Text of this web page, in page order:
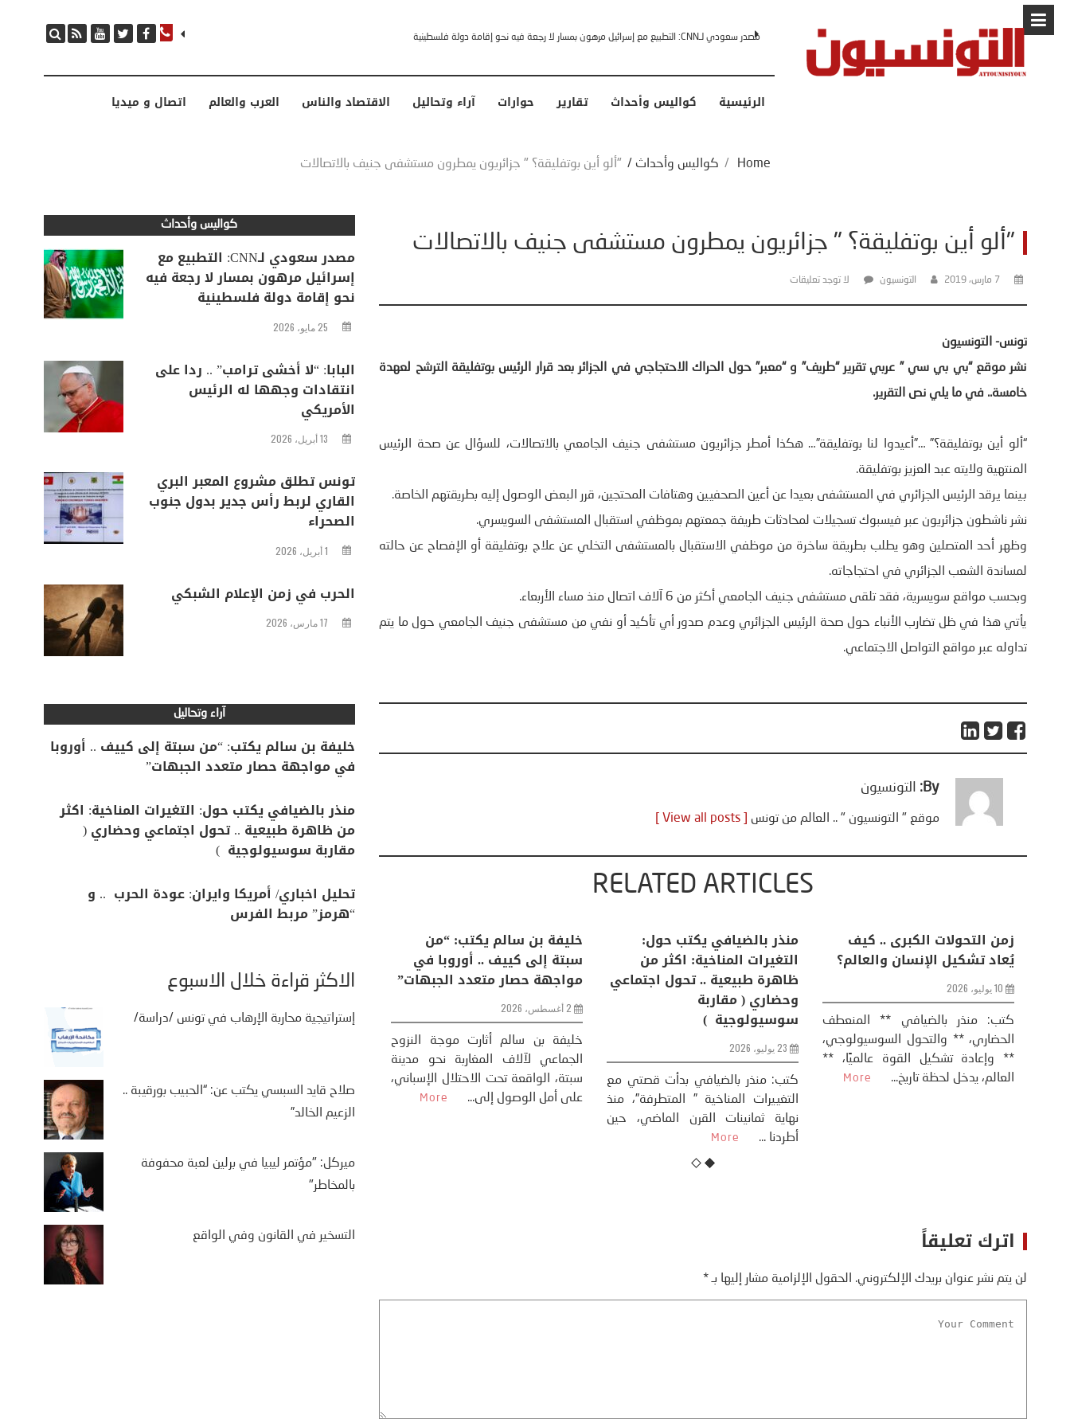
البابا: “لا أخشى ترامب” .. ردا على انتقادات وجهها له الرئيس الأمريكي
الرئيسية كواليس وأحداث تقارير حوارات آراء وتحاليل الاقتصاد والناس العرب والعالم اتصال و ميديا
Home
/ كواليس وأحداث / "ألو أين بوتفليقة؟ " جزائريون يمطرون مستشفى جنيف بالاتصالات
"ألو أين بوتفليقة؟ " جزائريون يمطرون مستشفى جنيف بالاتصالات
7 مارس، 2019 التونسيون لا توجد تعليقات
تونس- التونسيون
نشر موقع “بي بي سي ” عربي تقرير “طريف” و “معبر” حول الحراك الاحتجاجي في الجزائر بعد قرار الرئيس بوتفليقة الترشح لعهدة
خامسة.. في ما يلي نص التقرير.
“ألو أين بوتفليقة؟” …”أعيدوا لنا بوتفليقة”… هكذا أمطر جزائريون مستشفى جنيف الجامعي بالاتصالات، للسؤال عن صحة الرئيس
المنتهية ولايته عبد العزيز بوتفليقة.
بينما يرقد الرئيس الجزائري في المستشفى بعيدا عن أعين الصحفيين وهتافات المحتجين، قرر البعض الوصول إليه بطريقتهم الخاصة.
نشر ناشطون جزائريون عبر فيسبوك تسجيلات لمحادثات طريفة جمعتهم بموظفي استقبال المستشفى السويسري.
وظهر أحد المتصلين وهو يطلب بطريقة ساخرة من موظفي الاستقبال بالمستشفى التخلي عن علاج بوتفليقة أو الإفصاح عن حالته
لمساندة الشعب الجزائري في احتجاجاته.
وبحسب مواقع سويسرية، فقد تلقى مستشفى جنيف الجامعي أكثر من 6 آلاف اتصال منذ مساء الأربعاء.
يأتي هذا في ظل تضارب الأنباء حول صحة الرئيس الجزائري وعدم صدور أي تأكيد أو نفي من مستشفى جنيف الجامعي حول ما يتم
تداوله عبر مواقع التواصل الاجتماعي.
By: التونسيون
موقع " التونسيون " .. العالم من تونس [ View all posts ]
RELATED ARTICLES
خليفة بن سالم يكتب: “من
سبتة إلى كييف .. أوروبا في
مواجهة حصار متعدد الجبهات”
خليفة بن سالم أثارت موجة النزوح
الجماعي لآلاف المغاربة نحو مدينة
سبتة، الواقعة تحت الاحتلال الإسباني،
على أمل الوصول إلى...
منذر بالضيافي يكتب حول:
التغيرات المناخية: اكثر من
ظاهرة طبيعية .. تحول اجتماعي
وحضاري ( مقاربة
سوسيولوجية )
كتب: منذر بالضيافي بدأت قصتي مع
التغييرات المناخية ” المتطرفة”، منذ
نهاية ثمانينات القرن الماضي، حين
أطردنا ...
زمن التحولات الكبرى .. كيف
يُعاد تشكيل الإنسان والعالم؟
كتب: منذر بالضيافي ** المنعطف
الحضاري، ** والتحول السوسيولوجي،
** وإعادة تشكيل القوة عالميًا، **
العالم، يدخل لحظة تاريخ...
More
وايران:
“هرمز” مربط
عاد الرئيس
ترامب إلى قصف
ما اعتبره الرئيس
اترك تعليقاً
لن يتم نشر عنوان بريدك الإلكتروني. الحقول الإلزامية مشار إليها بـ*
كواليس وأحداث
مصدر سعودي لـCNN: التطبيع مع
إسرائيل مرهون بمسار لا رجعة فيه
نحو إقامة دولة فلسطينية
25 مايو، 2026
البابا: “لا أخشى ترامب” .. ردا على
انتقادات وجهها له الرئيس
الأمريكي
13 أبريل، 2026
تونس تطلق مشروع المعبر البري
القاري لربط رأس جدير بدول جنوب
الصحراء
1 أبريل، 2026
الحرب في زمن الإعلام الشبكي
17 مارس، 2026
آراء وتحاليل
خليفة بن سالم يكتب: “من سبتة إلى كييف .. أوروبا
في مواجهة حصار متعدد الجبهات”
منذر بالضيافي يكتب حول: التغيرات المناخية: اكثر
من ظاهرة طبيعية .. تحول اجتماعي وحضاري (
مقاربة سوسيولوجية )
تحليل اخباري/ أمريكا وايران: عودة الحرب .. و
“هرمز” مربط الفرس
الأكثر قراءة خلال الأسبوع
إستراتيجية محاربة الإرهاب في تونس /دراسة/
صلاح قايد السبسي يكتب عن: “الحبيب بورقيبة ..
الزعيم الخالد”
ميركل: "مؤتمر ليبيا في برلين لعبة محفوفة
بالمخاطر"
التسخير في القانون وفي الواقع